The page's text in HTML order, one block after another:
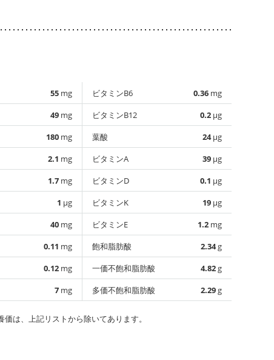
55 mg
49 mg
180 mg
2.1 mg
1.7 mg
1 µg
40 mg
0.11 mg
0.12 mg
7 mg
ビタミンB6 0.36 mg
ビタミンB12
0.2 µg
葉酸
24µg
ビタミンA
39 µg
ビタミンD
0.1 µg
ビタミンK
19 µg
ビタミンE
1.2 mg
飽和脂肪酸
2.34g
一価不飽和脂肪酸
4.82g
多価不飽和脂肪酸
2.29g
は、上記リストから除いてあります。